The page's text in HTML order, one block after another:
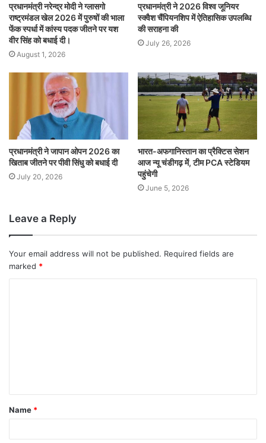
प्रधानमंत्री नरेन्द्र मोदी ने ग्लासगो
राष्ट्रमंडल खेल 2026 में पुरुषों की भाला
फेंक स्पर्धा में कांस्य पदक जीतने पर यश
वीर सिंह को बधाई दी।
August 1, 2026
प्रधानमंत्री ने 2026 विश्व जूनियर
स्क्वैश चैंपियनशिप में ऐतिहासिक उपलब्धि
की सराहना की
July 26, 2026
प्रधानमंत्री ने जापान ओपन 2026 का
खिताब जीतने पर पीवी सिंधु को बधाई दी
July 20, 2026
भारत-अफगानिस्तान का प्रैक्टिस सेशन
आज न्यू चंडीगढ़ में, टीम PCA स्टेडियम
पहुंचेगी
June 5, 2026
Leave a Reply
Your email address will not be published. Required fields are
marked *
Name *